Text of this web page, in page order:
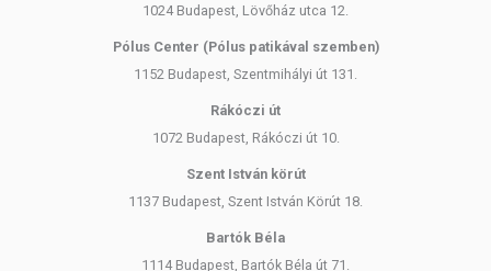
1024 Budapest, Lövőház utca 12.
Pólus Center (Pólus patikával szemben)
1152 Budapest, Szentmihályi út 131.
Rákóczi út
1072 Budapest, Rákóczi út 10.
Szent István körút
1137 Budapest, Szent István Körút 18.
Bartók Béla
1114 Budapest, Bartók Béla út 71.